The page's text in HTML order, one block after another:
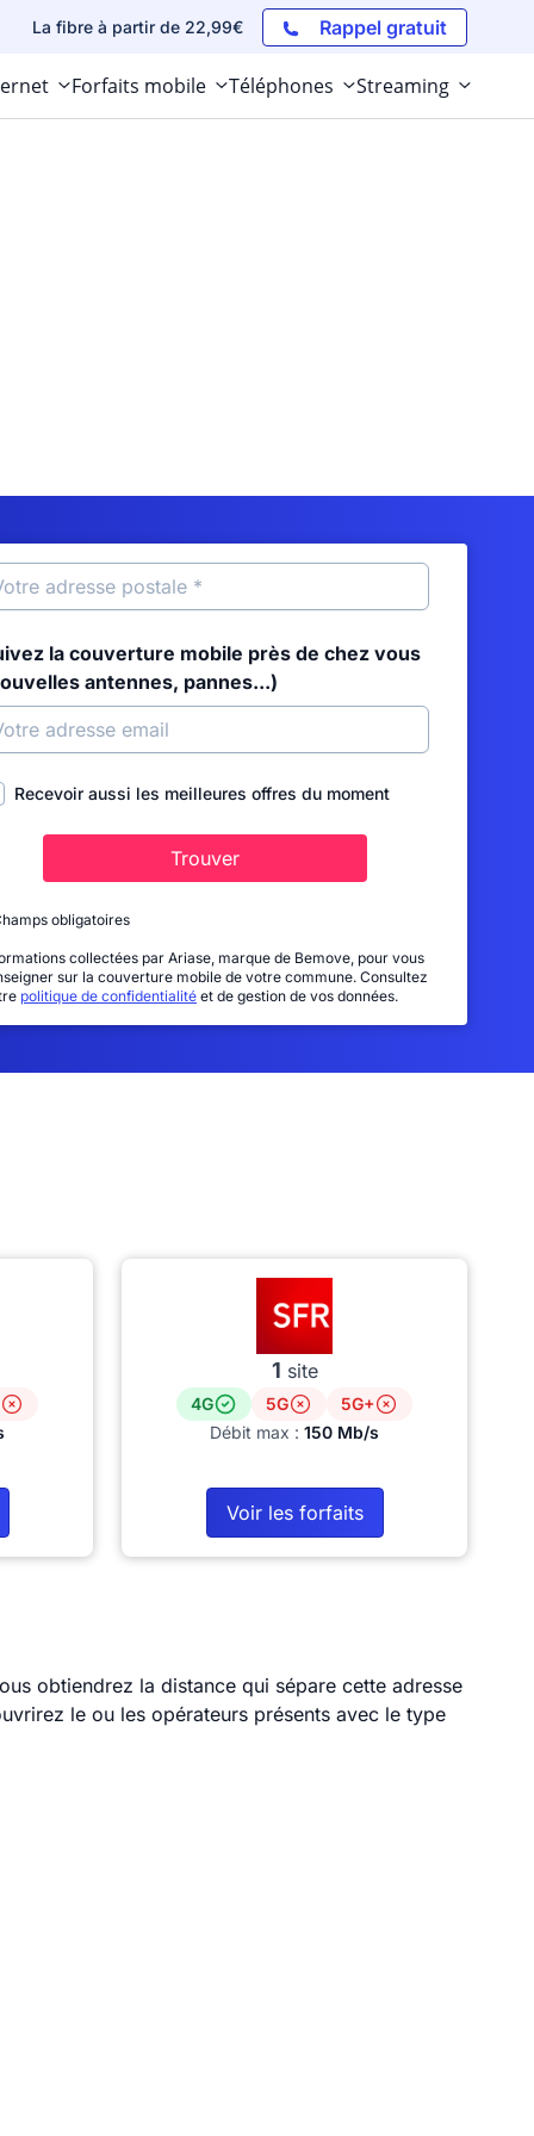
La fibre à partir de 22,99€ Rappel gratuit
Forfaits mobile Téléphones Streaming
la couverture mobile près de chez vous
antennes, pannes...)
Recevoir aussi les meilleures offres du moment
Trouver
obligatoires
collectées par Ariase, marque de Bemove, pour vous
sur la couverture mobile de votre commune. Consultez
politique de confidentialité et de gestion de vos données.
1 site
4G 5G
5G+
Débit max : 150 Mb/s
Voir les forfaits
obtiendrez la distance qui sépare cette adresse
le ou les opérateurs présents avec le type